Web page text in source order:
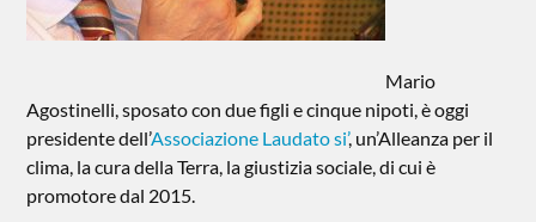
Mario
Agostinelli, sposato con due figli e cinque nipoti, è oggi
presidente dell’Associazione Laudato si’, un’Alleanza per il
clima, la cura della Terra, la giustizia sociale, di cui è
promotore dal 2015.